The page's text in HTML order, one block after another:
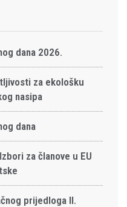
dana 2026.
za ekološku
nasipa
dana
za članove u EU
prijedloga II.